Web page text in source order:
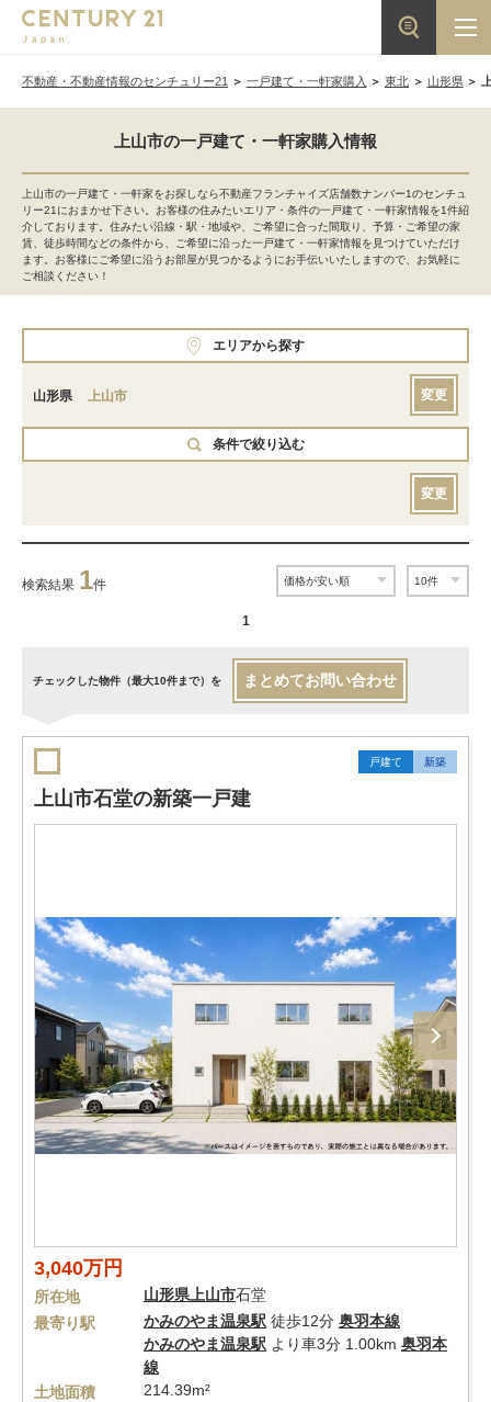
不動産・不動産情報のセンチュリー21 一戸建て・一軒家購入 東北 山形県
上山市の一戸建て・一軒家購入情報
上山市の一戸建て・一軒家をお探しなら不動産フランチャイズ店舗数ナンバー1のセンチュ
リー21におまかせ下さい。お客様の住みたいエリア・条件の一戸建て・一軒家情報を1件紹
介しております。住みたい沿線・駅・地域や、ご希望に合った間取り、予算・ご希望の家
賃、徒歩時間などの条件から、ご希望に沿った一戸建て・一軒家情報を見つけていただけ
ます。お客様にご希望に沿うお部屋が見つかるようにお手伝いいたしますので、お気軽に
ご相談ください！
エリアから探す
山形県 上山市 変更
条件で絞り込む
変更
検索結果 1件
1
チェックした物件（最大10件まで）を まとめてお問い合わせ
戸建て 新築
上山市石堂の新築一戸建
3,040万円
所在地 山形県 上山市石堂
最寄り駅
かみのやま温泉駅 徒歩12分 奥羽本線
かみのやま温泉駅 より車3分 1.00km 奥羽本
線
土地面積
214.39m²